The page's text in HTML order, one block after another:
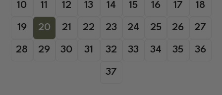
10 11 12 13 14 15 16 17 18
19 20 21 22 23 24 25 26 27
28 29 30 31 32 33 34 35 36
37